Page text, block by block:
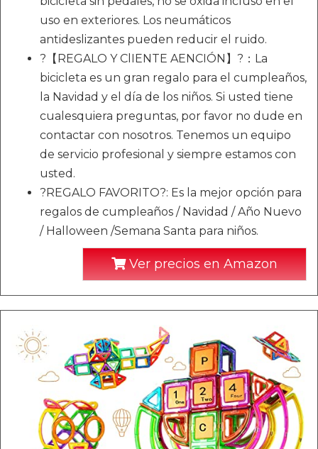
uso en exteriores. Los neumáticos
antideslizantes pueden reducir el ruido.
?【REGALO Y ClIENTE AENCIÓN】?：La
bicicleta es un gran regalo para el cumpleaños,
la Navidad y el día de los niños. Si usted tiene
cualesquiera preguntas, por favor no dude en
contactar con nosotros. Tenemos un equipo
de servicio profesional y siempre estamos con
usted.
?REGALO FAVORITO?: Es la mejor opción para
regalos de cumpleaños / Navidad / Año Nuevo
/ Halloween /Semana Santa para niños.
Ver precios en Amazon